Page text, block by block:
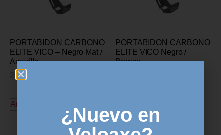
PORTABIDON CARBONO
ELITE VICO – Negro Mat /
Amarillo
29,99
Añadir al carrito
PORTABIDON CARBONO
ELITE VICO Negro /
Bronce
¿Nuevo en